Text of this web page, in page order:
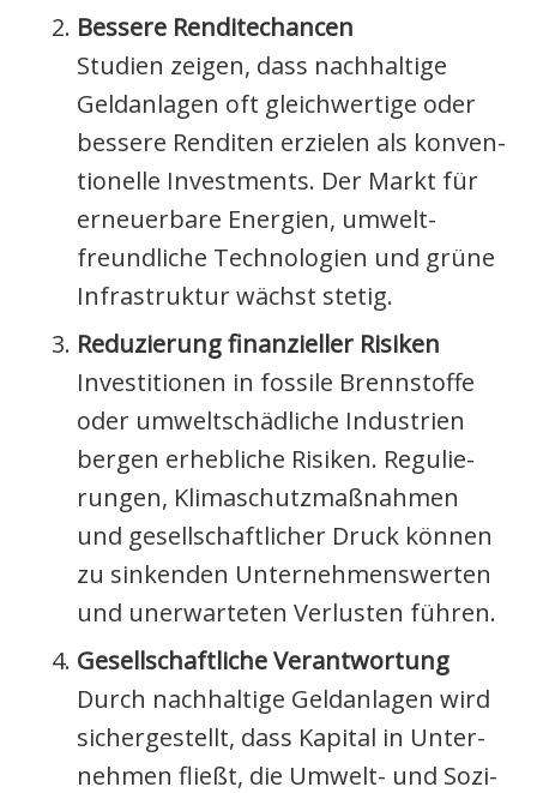
Bes­se­re Ren­di­te­chan­cen
Stu­di­en zei­gen, dass nach­hal­ti­ge
Geld­an­la­gen oft gleich­wer­ti­ge oder
bes­se­re Ren­di­ten erzie­len als kon­ven­
tio­nel­le Invest­ments. Der Markt für
erneu­er­ba­re Ener­gien, umwelt­
freund­li­che Tech­no­lo­gien und grü­ne
Infra­struk­tur wächst ste­tig.
Redu­zie­rung finan­zi­el­ler Risi­ken
Inves­ti­tio­nen in fos­si­le Brenn­stof­fe
oder umwelt­schäd­li­che Indus­trien
ber­gen erheb­li­che Risi­ken. Regu­lie­
run­gen, Kli­ma­schutz­maß­nah­men
und gesell­schaft­li­cher Druck kön­nen
zu sin­ken­den Unter­neh­mens­wer­ten
und uner­war­te­ten Ver­lus­ten füh­ren.
Gesell­schaft­li­che Ver­ant­wor­tung
Durch nach­hal­ti­ge Geld­an­la­gen wird
sicher­ge­stellt, dass Kapi­tal in Unter­
neh­men fließt, die Umwelt- und Sozi­